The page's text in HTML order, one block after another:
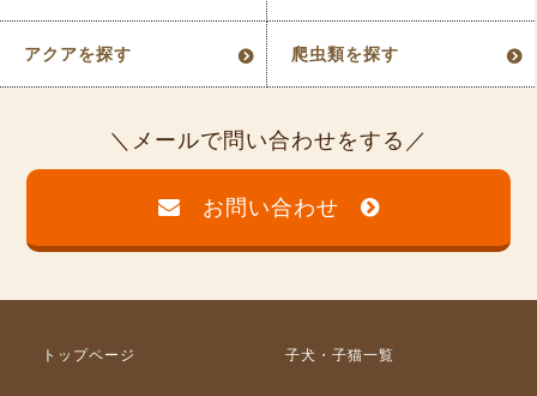
アクアを探す 爬虫類を探す
メールで問い合わせをする
お問い合わせ
トップページ 子犬・子猫一覧